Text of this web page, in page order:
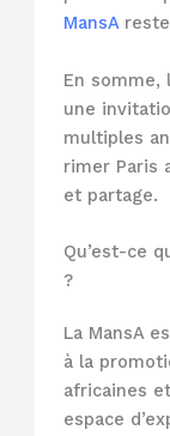
MansAreste
En somme,
une
multiples
rimer Paris
et partage.
Qu’est-ce
?
La MansA
à la
africaines
espace